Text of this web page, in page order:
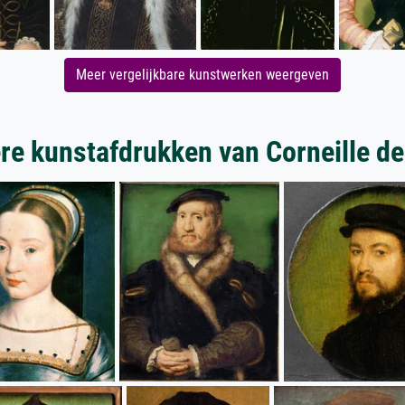
Meer vergelijkbare kunstwerken weergeven
kunstafdrukken van Corneille